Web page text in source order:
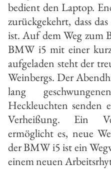
bedient den Laptop.
zurückgekehrt, dass
ist. Auf dem Weg zum
BMW i5 mit einer
aufgeladen steht der
Weinbergs. Der
lang
Heckleuchten senden
Verheißung. Ein
ermöglicht es, neue
der BMW i5 ist ein
einem neuen